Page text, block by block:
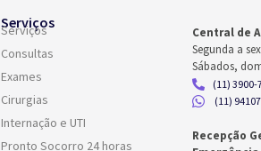
Serviços
Serviços
Consultas
Exames
Cirurgias
Internação e UTI
Pronto Socorro 24 horas
Central de
Segunda a
Sábados,
(11) 3900-
(11)
Recepção